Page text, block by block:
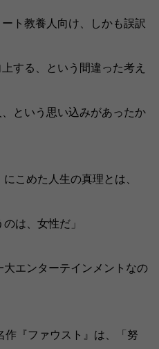
ト教養人向け、しかも誤訳
する、という間違った考え
という思い込みがあったか
こめた人生の真理とは、
は、女性だ」
エンターテインメントなの
作『ファウスト』は、「努